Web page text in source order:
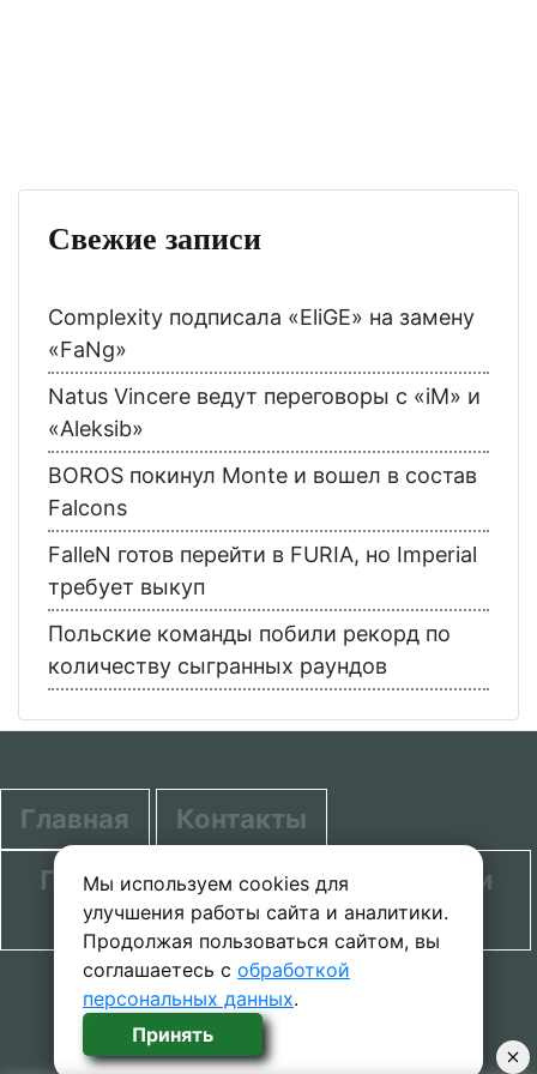
Мы используем cookies для
улучшения работы сайта и аналитики.
Продолжая пользоваться сайтом, вы
соглашаетесь с обработкой
персональных данных.
Принять
Свежие записи
Complexity подписала «EliGE» на замену
«FaNg»
Natus Vincere ведут переговоры с «iM» и
«Aleksib»
BOROS покинул Monte и вошел в состав
Falcons
FalleN готов перейти в FURIA, но Imperial
требует выкуп
Польские команды побили рекорд по
количеству сыгранных раундов
Главная
Контакты
Политика в отношении обработки
персональных данных
© 2020-2026 проект SecretGuide.RU При
копировании материалов сcылка на сайт
обязательна.